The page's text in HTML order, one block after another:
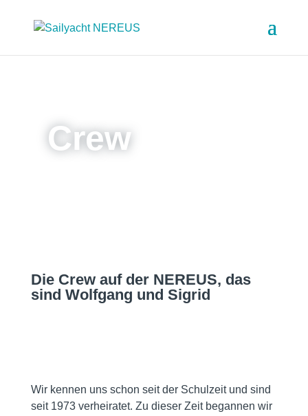
Crew
Die Crew auf der NEREUS, das
sind Wolfgang und Sigrid
Wir kennen uns schon seit der Schulzeit und sind
seit 1973 verheiratet. Zu dieser Zeit begannen wir